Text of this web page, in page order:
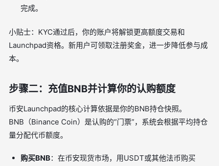
完成。
小贴士：KYC通过后，你的账户将解锁更高额度交易和
Launchpad资格。新用户可领取注册奖金，进一步降低参与成
本。
步骤二：充值BNB并计算你的认购额度
币安Launchpad的核心计算依据是你的BNB持仓快照。
BNB（Binance Coin）是认购的“门票”，系统会根据平均持仓
量分配代币额度。
购买BNB：在币安现货市场，用USDT或其他法币购买